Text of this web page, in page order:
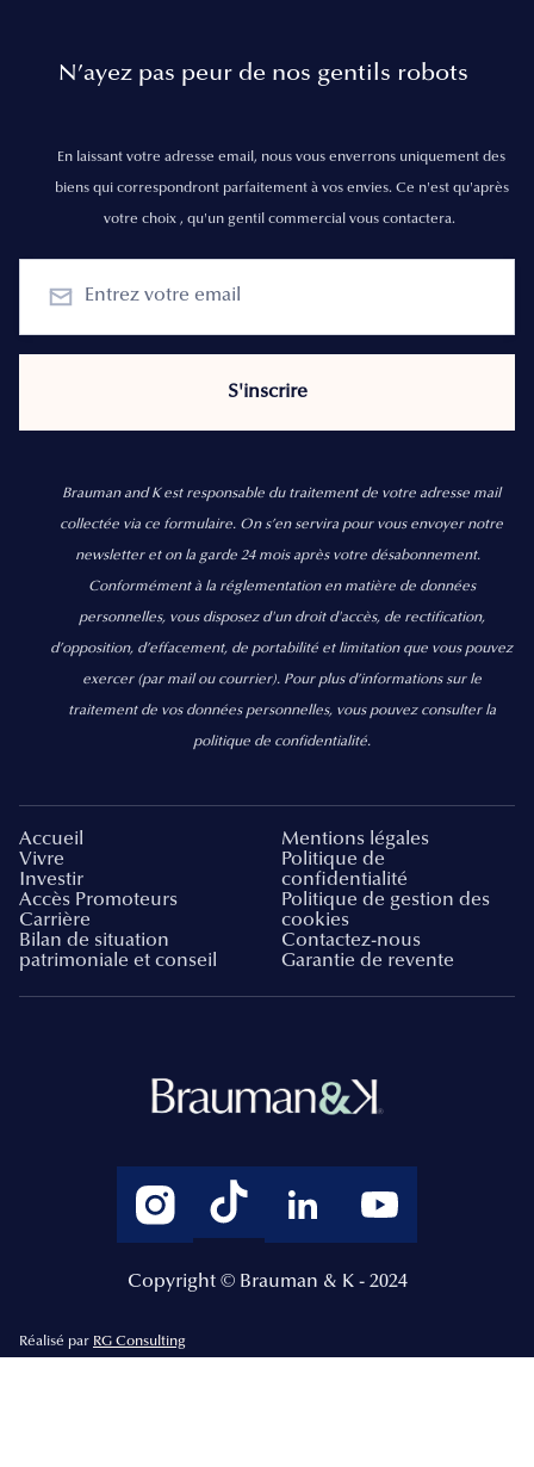
N’ayez pas peur de nos gentils robots
En laissant votre adresse email, nous vous enverrons uniquement des
biens qui correspondront parfaitement à vos envies. Ce n'est qu'après
votre choix , qu'un gentil commercial vous contactera.
Brauman and K est responsable du traitement de votre adresse mail
collectée via ce formulaire. On s’en servira pour vous envoyer notre
newsletter et on la garde 24 mois après votre désabonnement.
Conformément à la réglementation en matière de données
personnelles, vous disposez d'un droit d'accès, de rectification,
d’opposition, d’effacement, de portabilité et limitation que vous pouvez
exercer (par mail ou courrier). Pour plus d’informations sur le
traitement de vos données personnelles, vous pouvez consulter la
politique de confidentialité.
Accueil
Vivre
Investir
Accès Promoteurs
Carrière
Bilan de situation
patrimoniale et conseil
Mentions légales
Politique de
confidentialité
Politique de gestion des
cookies
Contactez-nous
Garantie de revente
Copyright © Brauman & K - 2024
Réalisé par RG Consulting